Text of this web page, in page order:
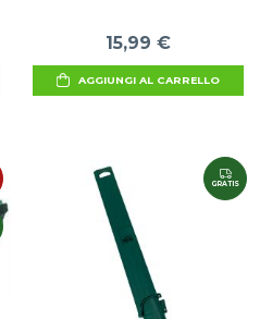
15,99 €
AGGIUNGI AL CARRELLO
GRATIS